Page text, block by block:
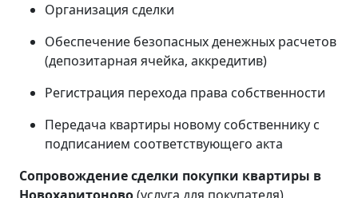
Организация сделки
Обеспечение безопасных денежных расчетов
(депозитарная ячейка, аккредитив)
Регистрация перехода права собственности
Передача квартиры новому собственнику с
подписанием соответствующего акта
Сопровождение сделки покупки квартиры в